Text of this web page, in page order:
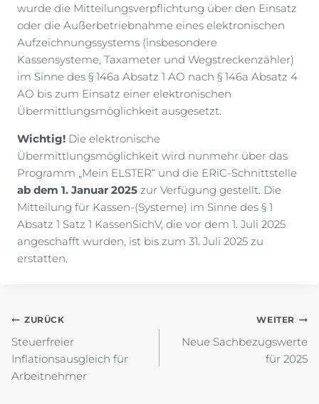
wurde die Mitteilungsverpflichtung über den Einsatz
oder die Außerbetriebnahme eines elektronischen
Aufzeichnungssystems (insbesondere
Kassensysteme, Taxameter und Wegstreckenzähler)
im Sinne des § 146a Absatz 1 AO nach § 146a Absatz 4
AO bis zum Einsatz einer elektronischen
Übermittlungsmöglichkeit ausgesetzt.
Wichtig! Die elektronische
Übermittlungsmöglichkeit wird nunmehr über das
Programm „Mein ELSTER“ und die ERiC-Schnittstelle
ab dem 1. Januar 2025 zur Verfügung gestellt. Die
Mitteilung für Kassen-(Systeme) im Sinne des § 1
Absatz 1 Satz 1 KassenSichV, die vor dem 1. Juli 2025
angeschafft wurden, ist bis zum 31. Juli 2025 zu
erstatten.
Beitragsnavigation
ZURÜCK
Steuerfreier
Inflationsausgleich für
Arbeitnehmer
WEITER
Neue Sachbezugswerte
für 2025